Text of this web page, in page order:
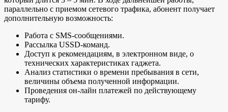
параллельно с приемом сетевого трафика, абонент получает
дополнительную возможность:
Работа с SMS-сообщениями.
Рассылка USSD-команд.
Доступ к рекомендациям, в электронном виде, о
технических характеристиках гаджета.
Анализ статистики о времени пребывания в сети,
величины объема полученной информации.
Проведения он-лайн платежей по действующему
тарифу.